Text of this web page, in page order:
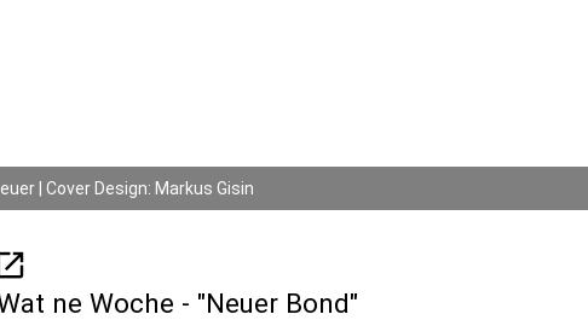
| Cover Design: Markus Gisin
ne Woche - "Neuer Bond"